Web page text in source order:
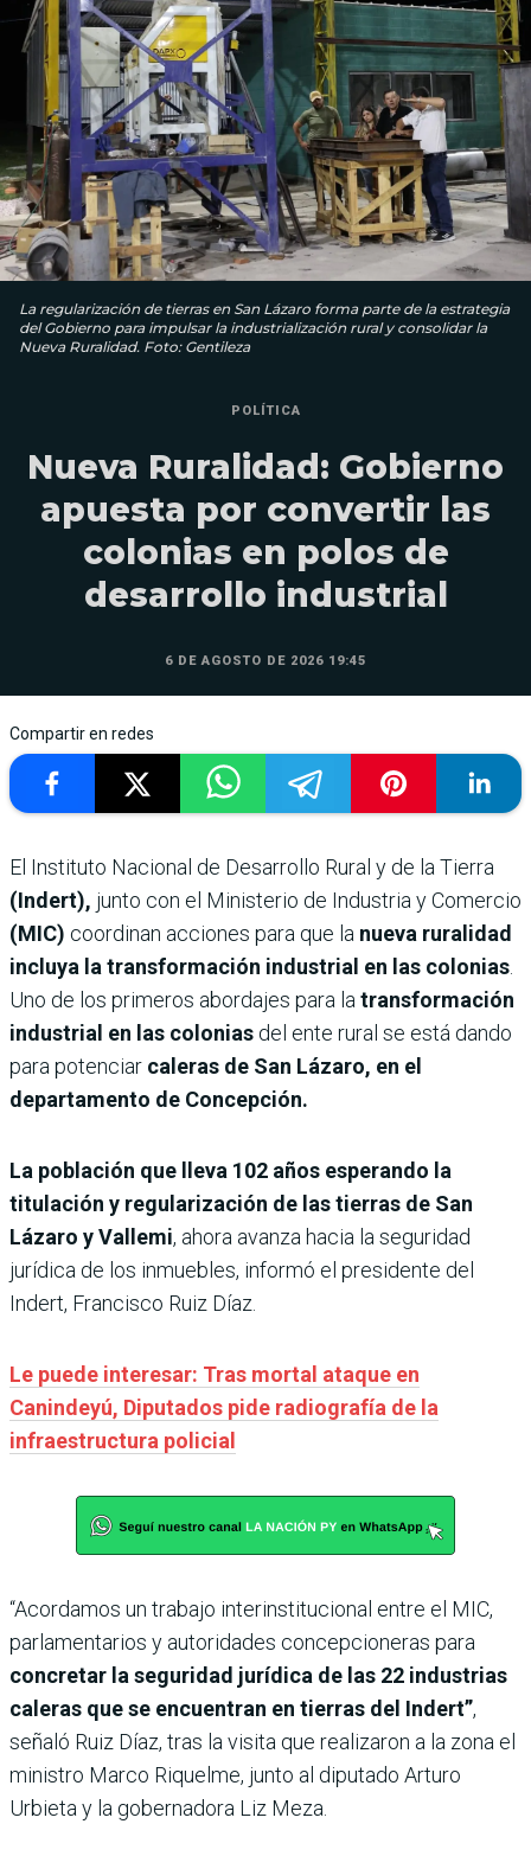
La regularización de tierras en San Lázaro forma parte de la estrategia
del Gobierno para impulsar la industrialización rural y consolidar la
Nueva Ruralidad. Foto: Gentileza
POLÍTICA
Nueva Ruralidad: Gobierno
apuesta por convertir las
colonias en polos de
desarrollo industrial
6 DE AGOSTO DE 2026 19:45
Compartir en redes
El Instituto Nacional de Desarrollo Rural y de la Tierra
(Indert), junto con el Ministerio de Industria y Comercio
(MIC) coordinan acciones para que la nueva ruralidad
incluya la transformación industrial en las colonias
Uno de los primeros abordajes para la transformación
industrial en las colonias del ente rural se está dando
para potenciar caleras de San Lázaro, en el
departamento de Concepción.
La población que lleva 102 años esperando la
titulación y regularización de las tierras de San
Lázaro y Vallemi, ahora avanza hacia la seguridad
jurídica de los inmuebles, informó el presidente del
Indert, Francisco Ruiz Díaz.
Le puede interesar: Tras mortal ataque en
Canindeyú, Diputados pide radiografía de la
infraestructura policial
“Acordamos un trabajo interinstitucional entre el MIC,
parlamentarios y autoridades concepcioneras para
concretar la seguridad jurídica de las 22 industrias
caleras que se encuentran en tierras del Indert”,
señaló Ruiz Díaz, tras la visita que realizaron a la zona el
ministro Marco Riquelme, junto al diputado Arturo
Urbieta y la gobernadora Liz Meza.